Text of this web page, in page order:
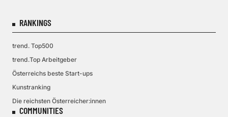
RANKINGS
trend. Top500
trend.Top Arbeitgeber
Österreichs beste Start-ups
Kunstranking
Die reichsten Österreicher:innen
COMMUNITIES